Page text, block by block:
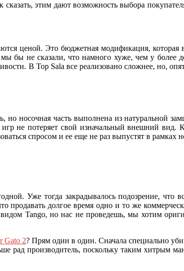
этим дают возможность выбора
ценой. Это бюджетная модификация,
бы не сказали, что намного хуже, чем у более
В Top Sala все реализовано сложнее, но,
носочная часть выполнена из натуральной
не потеряет свой изначальный внешний вид.
спросом и ее еще не раз выпустят в рамках
Уже тогда закрадывалось подозрение, что
продавать долгое время одно и то же
Tango, но нас не проведешь, мы хотим
Gato 2? Прям один в один. Сначала специально
рад производитель, поскольку таким хитрым